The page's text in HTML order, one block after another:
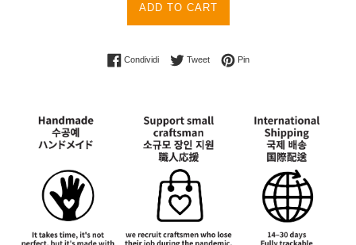
ADD TO CART
CondividiCondividi su Facebook
TweetTwitta su Twitter
PinPinna su Pinterest